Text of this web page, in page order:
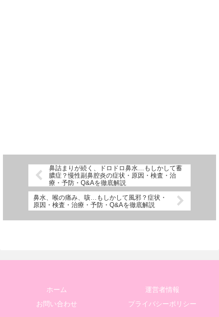
鼻詰まりが続く、ドロドロ鼻水…もしかして蓄
膿症？慢性副鼻腔炎の症状・原因・検査・治
療・予防・Q&Aを徹底解説
鼻水、喉の痛み、咳…もしかして風邪？症状・
原因・検査・治療・予防・Q&Aを徹底解説
ホーム
運営者情報
お問い合わせ
プライバシーポリシー